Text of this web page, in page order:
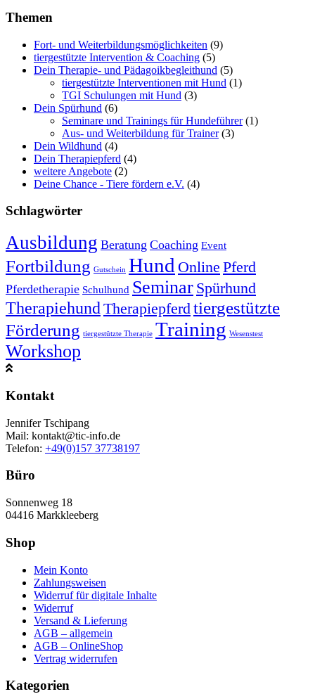
Themen
Fort- und Weiterbildungsmöglichkeiten (9)
tiergestützte Intervention & Coaching (5)
Dein Therapie- und Pädagoikbegleithund (5)
tiergestützte Interventionen mit Hund (1)
TGI Schulungen mit Hund (3)
Dein Spürhund (6)
Seminare und Trainings für Hundeführer (1)
Aus- und Weiterbildung für Trainer (3)
Dein Wildhund (4)
Dein Therapiepferd (4)
weitere Angebote (2)
Deine Chance - Tiere fördern e.V. (4)
Schlagwörter
Ausbildung Beratung Coaching Event
Fortbildung Gutschein Hund Online Pferd
Pferdetherapie Schulhund Seminar Spürhund
Therapiehund Therapiepferdtiergestützte
Förderung tiergestützte Therapie Training Wesenstest
Workshop
Kontakt
Jennifer Tschipang
Mail: kontakt@tic-info.de
Telefon: ‭ +49(0)157 37738197‬
Büro
Sonnenweg 18
04416 Markkleeberg
Shop
Mein Konto
Zahlungsweisen
Widerruf für digitale Inhalte
Widerruf
Versand & Lieferung
AGB – allgemein
AGB – OnlineShop
Vertrag widerrufen
Kategorien